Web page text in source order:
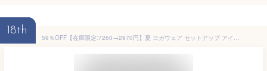
18th
59％OFF【在庫限定:7260→2970円】夏 ヨガウェア セットアップ アイリー ヨガウェア上下セット レディース トレーニング ウェア 筋トレ まるっとコーデ2点セット フィットネス ジム スポーツウェア 人気 吸汗速乾 タンクトップ レギンス ジム ピラティス おしゃれ シンプル